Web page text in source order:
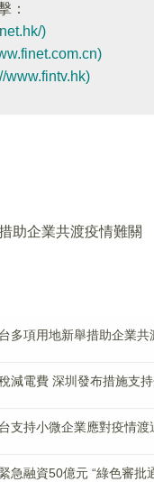
：
)
www.fintv.hk)
助企業共渡疫情難關
多項用地新舉措助企業共
減電費 深圳發布措施支
支持小微企業應對疫情
緊急融資50億元 “綠色審批